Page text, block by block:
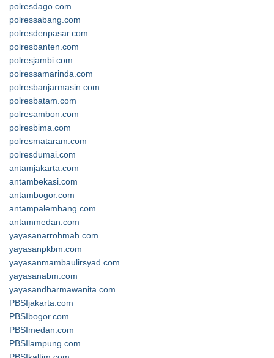
polresdago.com
polressabang.com
polresdenpasar.com
polresbanten.com
polresjambi.com
polressamarinda.com
polresbanjarmasin.com
polresbatam.com
polresambon.com
polresbima.com
polresmataram.com
polresdumai.com
antamjakarta.com
antambekasi.com
antambogor.com
antampalembang.com
antammedan.com
yayasanarrohmah.com
yayasanpkbm.com
yayasanmambaulirsyad.com
yayasanabm.com
yayasandharmawanita.com
PBSIjakarta.com
PBSIbogor.com
PBSImedan.com
PBSIlampung.com